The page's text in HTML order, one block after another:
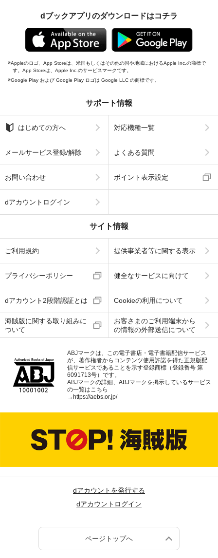
dブックアプリのダウンロードはコチラ
Appleのロゴ、App Storeは、米国もしくはその他の国や地域におけるApple Inc.の商標で
す。App Storeは、Apple Inc.のサービスマークです。
Google Play および Google Play ロゴは Google LLC の商標です。
サポート情報
はじめての方へ 対応機種一覧
メールサービス登録/解除 よくある質問
お問い合わせ ポイント表示設定
dアカウントログイン
サイト情報
ご利用規約 提供事業者等に関する表示
プライバシーポリシー 健全なサービスに向けて
dアカウント2段階認証とは Cookieの利用について
海賊版に関する取り組みに
ついて
お客さまのご利用端末から
の情報の外部送信について
ABJマークは、この電子書店・電子書籍配信サービス
が、著作権者からコンテンツ使用許諾を得た正規版配
信サービスであることを示す登録商標（登録番号 第
6091713号）です。
ABJマークの詳細、ABJマークを掲示しているサービス
の一覧はこちら
→ https://aebs.or.jp/
dアカウントを発行する
dアカウントログイン
ページトップへ